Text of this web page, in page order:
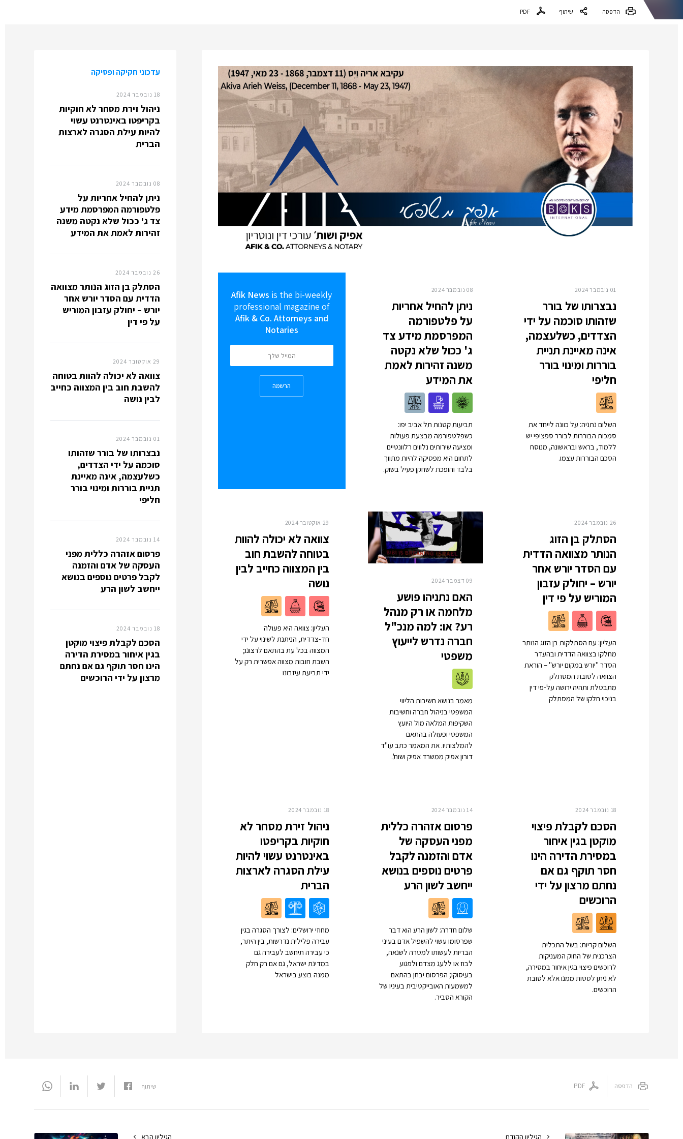
הדפסה שיתוף PDF
Afik News is the bi-weekly
professional magazine of
Afik & Co. Attorneys and
Notaries
הרשמה
01 נובמבר 2024
נבצרותו של בורר
שזהותו סוכמה על ידי
הצדדים, כשלעצמה,
אינה מאיינת תניית
בוררות ומינוי בורר
חליפי
השלום נתניה: על כוונה לייחד את
סמכות הבוררות לבורר ספציפי יש
ללמוד, בראש ובראשונה, מנוסח
הסכם הבוררות עצמו.
08 נובמבר 2024
ניתן להחיל אחריות
על פלטפורמה
המפרסמת מידע צד
ג' ככול שלא נקטה
משנה זהירות לאמת
את המידע
תביעות קטנות תל אביב יפו:
כשפלטפורמה מבצעת פעולות
ומציעה שירותים נלווים רלוונטיים
לתחום היא מפסיקה להיות מתווך
בלבד והופכת לשחקן פעיל בשוק.
26 נובמבר 2024
הסתלק בן הזוג
הנותר מצוואה הדדית
עם הסדר יורש אחר
יורש – יחולק עזבון
המוריש על פי דין
העליון: עם הסתלקות בן הזוג הנותר
מחלקו בצוואה הדדית ובהעדר
הסדר "יורש במקום יורש" – הוראת
הצוואה לטובת המסתלק
מתבטלת ותהיה ירושה על-פי דין
בניכוי חלקו של המסתלק
09 דצמבר 2024
האם נתניהו פושע
מלחמה או רק מנהל
רע? או: למה מנכ"ל
חברה נדרש לייעוץ
משפטי
מאמר בנושא חשיבות הליווי
המשפטי בניהול חברה וחשיבות
השקיפות המלאה מול היועץ
המשפטי ופעולה בהתאם
להמלצותיו. את המאמר כתב עו"ד
דורון אפיק ממשרד אפיק ושות'.
29 אוקטובר 2024
צוואה לא יכולה להוות
בטוחה להשבת חוב
בין המצווה כחייב לבין
נושה
העליון: צוואה היא פעולה
חד-צדדית, הניתנת לשינוי על ידי
המצווה בכל עת בהתאם לרצונו;
השבת חובות מצווה אפשרית רק על
ידי תביעת עיזבונו
18 נובמבר 2024
הסכם לקבלת פיצוי
מוקטן בגין איחור
במסירת הדירה הינו
חסר תוקף גם אם
נחתם מרצון על ידי
הרוכשים
השלום קריות: בשל התכלית
הצרכנית של החוק המעניקות
לרוכשים פיצוי בגין איחור במסירה,
לא ניתן לסטות ממנו אלא לטובת
הרוכשים.
14 נובמבר 2024
פרסום אזהרה כללית
מפני העסקה של
אדם והזמנה לקבל
פרטים נוספים בנושא
ייחשב לשון הרע
שלום חדרה: לשון הרע הוא דבר
שפרסומו עשוי להשפיל אדם בעיני
הבריות לעשותו למטרה לשנאה,
לבוז או ללעג מצדם ולפגוע
בעיסוקו; הפרסום יבחן בהתאם
למשמעות האובייקטיבית בעיניו של
הקורא הסביר.
18 נובמבר 2024
ניהול זירת מסחר לא
חוקיות בקריפטו
באינטרנט עשוי להיות
עילת הסגרה לארצות
הברית
מחוזי ירושלים: לצורך הסגרה בגין
עבירה פלילית נדרשות, בין היתר,
כי עבירה תיחשב לעבירה גם
במדינת ישראל, גם אם רק חלק
ממנה בוצע בישראל
עדכוני חקיקה ופסיקה
18 נובמבר 2024
ניהול זירת מסחר לא חוקיות
בקריפטו באינטרנט עשוי
להיות עילת הסגרה לארצות
הברית
08 נובמבר 2024
ניתן להחיל אחריות על
פלטפורמה המפרסמת מידע
צד ג' ככול שלא נקטה משנה
זהירות לאמת את המידע
26 נובמבר 2024
הסתלק בן הזוג הנותר מצוואה
הדדית עם הסדר יורש אחר
יורש – יחולק עזבון המוריש
על פי דין
29 אוקטובר 2024
צוואה לא יכולה להוות בטוחה
להשבת חוב בין המצווה כחייב
לבין נושה
01 נובמבר 2024
נבצרותו של בורר שזהותו
סוכמה על ידי הצדדים,
כשלעצמה, אינה מאיינת
תניית בוררות ומינוי בורר
חליפי
14 נובמבר 2024
פרסום אזהרה כללית מפני
העסקה של אדם והזמנה
לקבל פרטים נוספים בנושא
ייחשב לשון הרע
18 נובמבר 2024
הסכם לקבלת פיצוי מוקטן
בגין איחור במסירת הדירה
הינו חסר תוקף גם אם נחתם
מרצון על ידי הרוכשים
הדפסה PDF שיתוף
הגיליון הקודם הגיליון הבא